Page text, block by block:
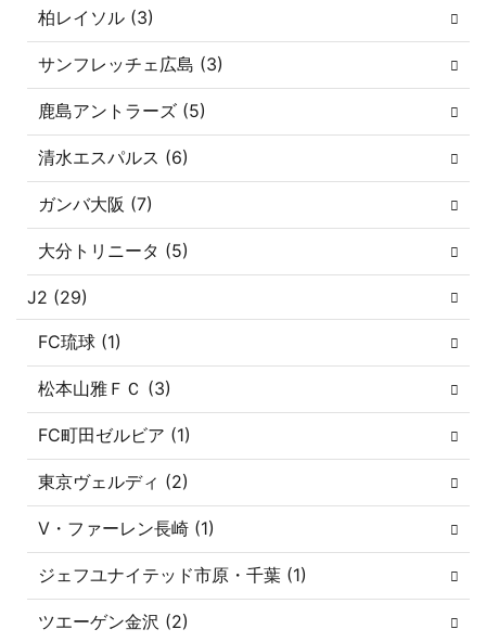
柏レイソル (3)
サンフレッチェ広島 (3)
鹿島アントラーズ (5)
清水エスパルス (6)
ガンバ大阪 (7)
大分トリニータ (5)
J2 (29)
FC琉球 (1)
松本山雅ＦＣ (3)
FC町田ゼルビア (1)
東京ヴェルディ (2)
V・ファーレン長崎 (1)
ジェフユナイテッド市原・千葉 (1)
ツエーゲン金沢 (2)